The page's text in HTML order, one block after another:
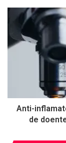
Anti-
de